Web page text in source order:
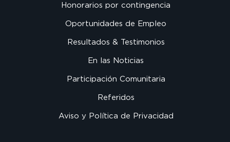
Honorarios por contingencia
Oportunidades de Empleo
Resultados & Testimonios
En las Noticias
Participación Comunitaria
Referidos
Aviso y Política de Privacidad